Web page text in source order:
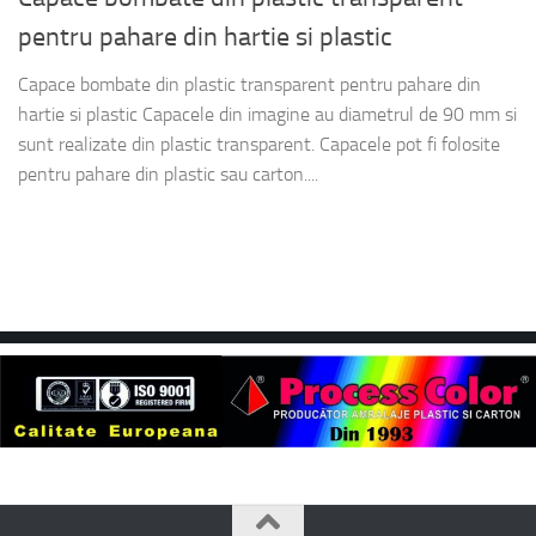
pentru pahare din hartie si plastic
Capace bombate din plastic transparent pentru pahare din
hartie si plastic Capacele din imagine au diametrul de 90 mm si
sunt realizate din plastic transparent. Capacele pot fi folosite
pentru pahare din plastic sau carton....